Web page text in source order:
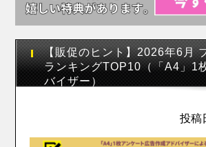
【販促のヒント】2026年6月
ランキングTOP10（「A4」1
バイザー）
投稿